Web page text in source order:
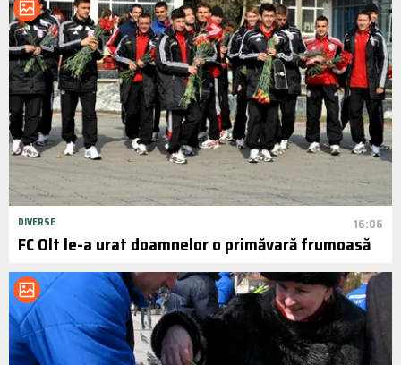
DIVERSE 16:06
FC Olt le-a urat doamnelor o primăvară frumoasă